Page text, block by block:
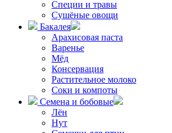
Специи и травы
Сушёные овощи
Бакалея
Арахисовая паста
Варенье
Мёд
Консервация
Растительное молоко
Соки и компоты
Семена и бобовые
Лён
Нут